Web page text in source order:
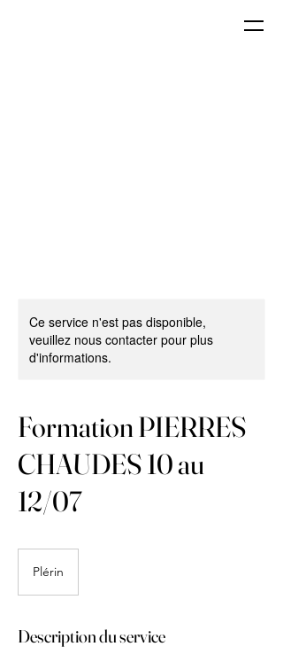
Ce service n'est pas disponible,
veuillez nous contacter pour plus
d'informations.
Formation PIERRES
CHAUDES 10 au
12/07
Plérin
Description du service